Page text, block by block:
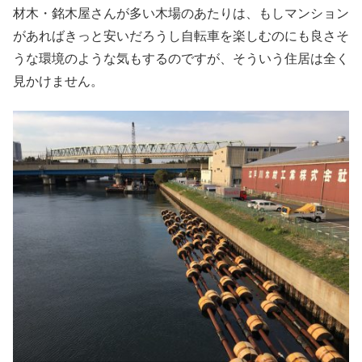
材木・銘木屋さんが多い木場のあたりは、もしマンション
があればきっと安いだろうし自転車を楽しむのにも良さそ
うな環境のような気もするのですが、そういう住居は全く
見かけません。